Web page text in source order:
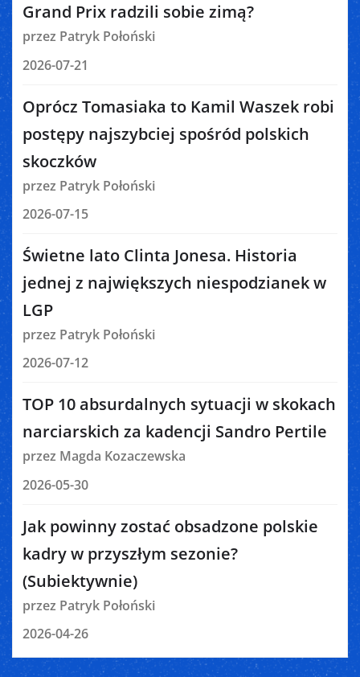
Grand Prix radzili sobie zimą?
przez Patryk Połoński
2026-07-21
Oprócz Tomasiaka to Kamil Waszek robi
postępy najszybciej spośród polskich
skoczków
przez Patryk Połoński
2026-07-15
Świetne lato Clinta Jonesa. Historia
jednej z największych niespodzianek w
LGP
przez Patryk Połoński
2026-07-12
TOP 10 absurdalnych sytuacji w skokach
narciarskich za kadencji Sandro Pertile
przez Magda Kozaczewska
2026-05-30
Jak powinny zostać obsadzone polskie
kadry w przyszłym sezonie?
(Subiektywnie)
przez Patryk Połoński
2026-04-26